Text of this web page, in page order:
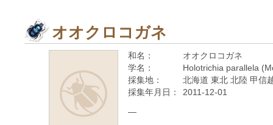
オオクロコガネ
和名：
オオクロコガネ
学名：
Holotrichia parallela
採集地：
北海道 東北 北陸 甲信
採集年月日：
2011-12-01
—